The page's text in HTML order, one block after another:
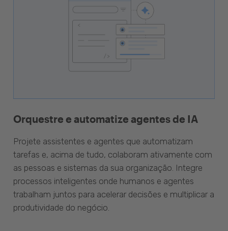
Orquestre e automatize agentes de IA
Projete assistentes e agentes que automatizam
tarefas e, acima de tudo, colaboram ativamente com
as pessoas e sistemas da sua organização. Integre
processos inteligentes onde humanos e agentes
trabalham juntos para acelerar decisões e multiplicar a
produtividade do negócio.